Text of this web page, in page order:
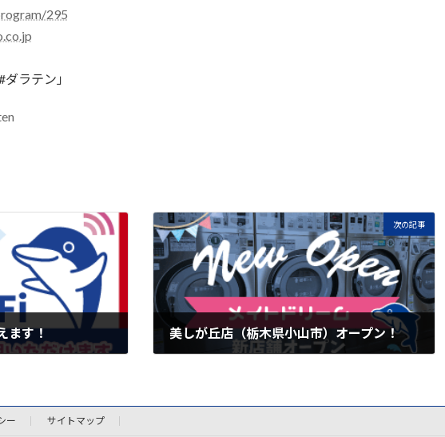
295
ラテン」
ます！
次の記事
美しが丘店（栃木県小山市）オープン！
ー サイトマップ